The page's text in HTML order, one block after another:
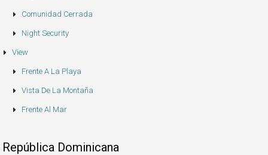
Comunidad Cerrada
Night Security
View
Frente A La Playa
Vista De La Montaña
Frente Al Mar
República Dominicana